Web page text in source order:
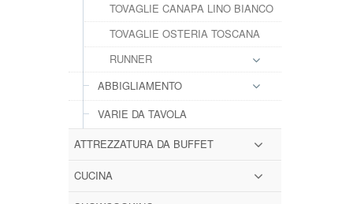
TOVAGLIE CANAPA LINO BIANCO
TOVAGLIE OSTERIA TOSCANA
RUNNER
ABBIGLIAMENTO
VARIE DA TAVOLA
ATTREZZATURA DA BUFFET
CUCINA